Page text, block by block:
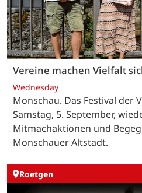
Vereine machen Vielfalt
Wednesday
Monschau. Das Festival der
Samstag, 5. September,
Mitmachaktionen und
Monschauer Altstadt.
Roetgen